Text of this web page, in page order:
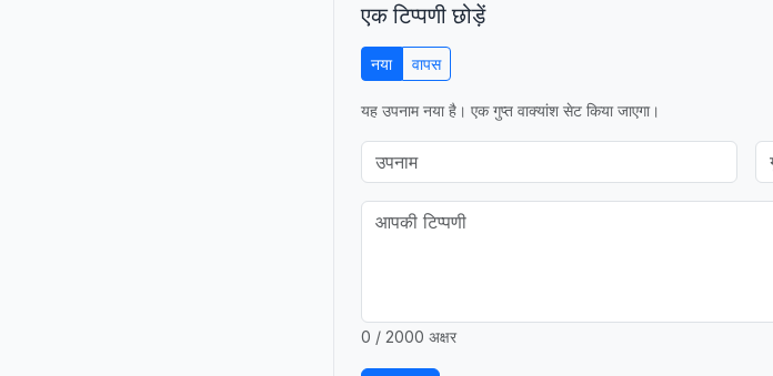
एक टिप्पणी छोड़ें
नया वापस
यह उपनाम नया है। एक गुप्त वाक्यांश सेट किया जाएगा।
0 / 2000 अक्षर